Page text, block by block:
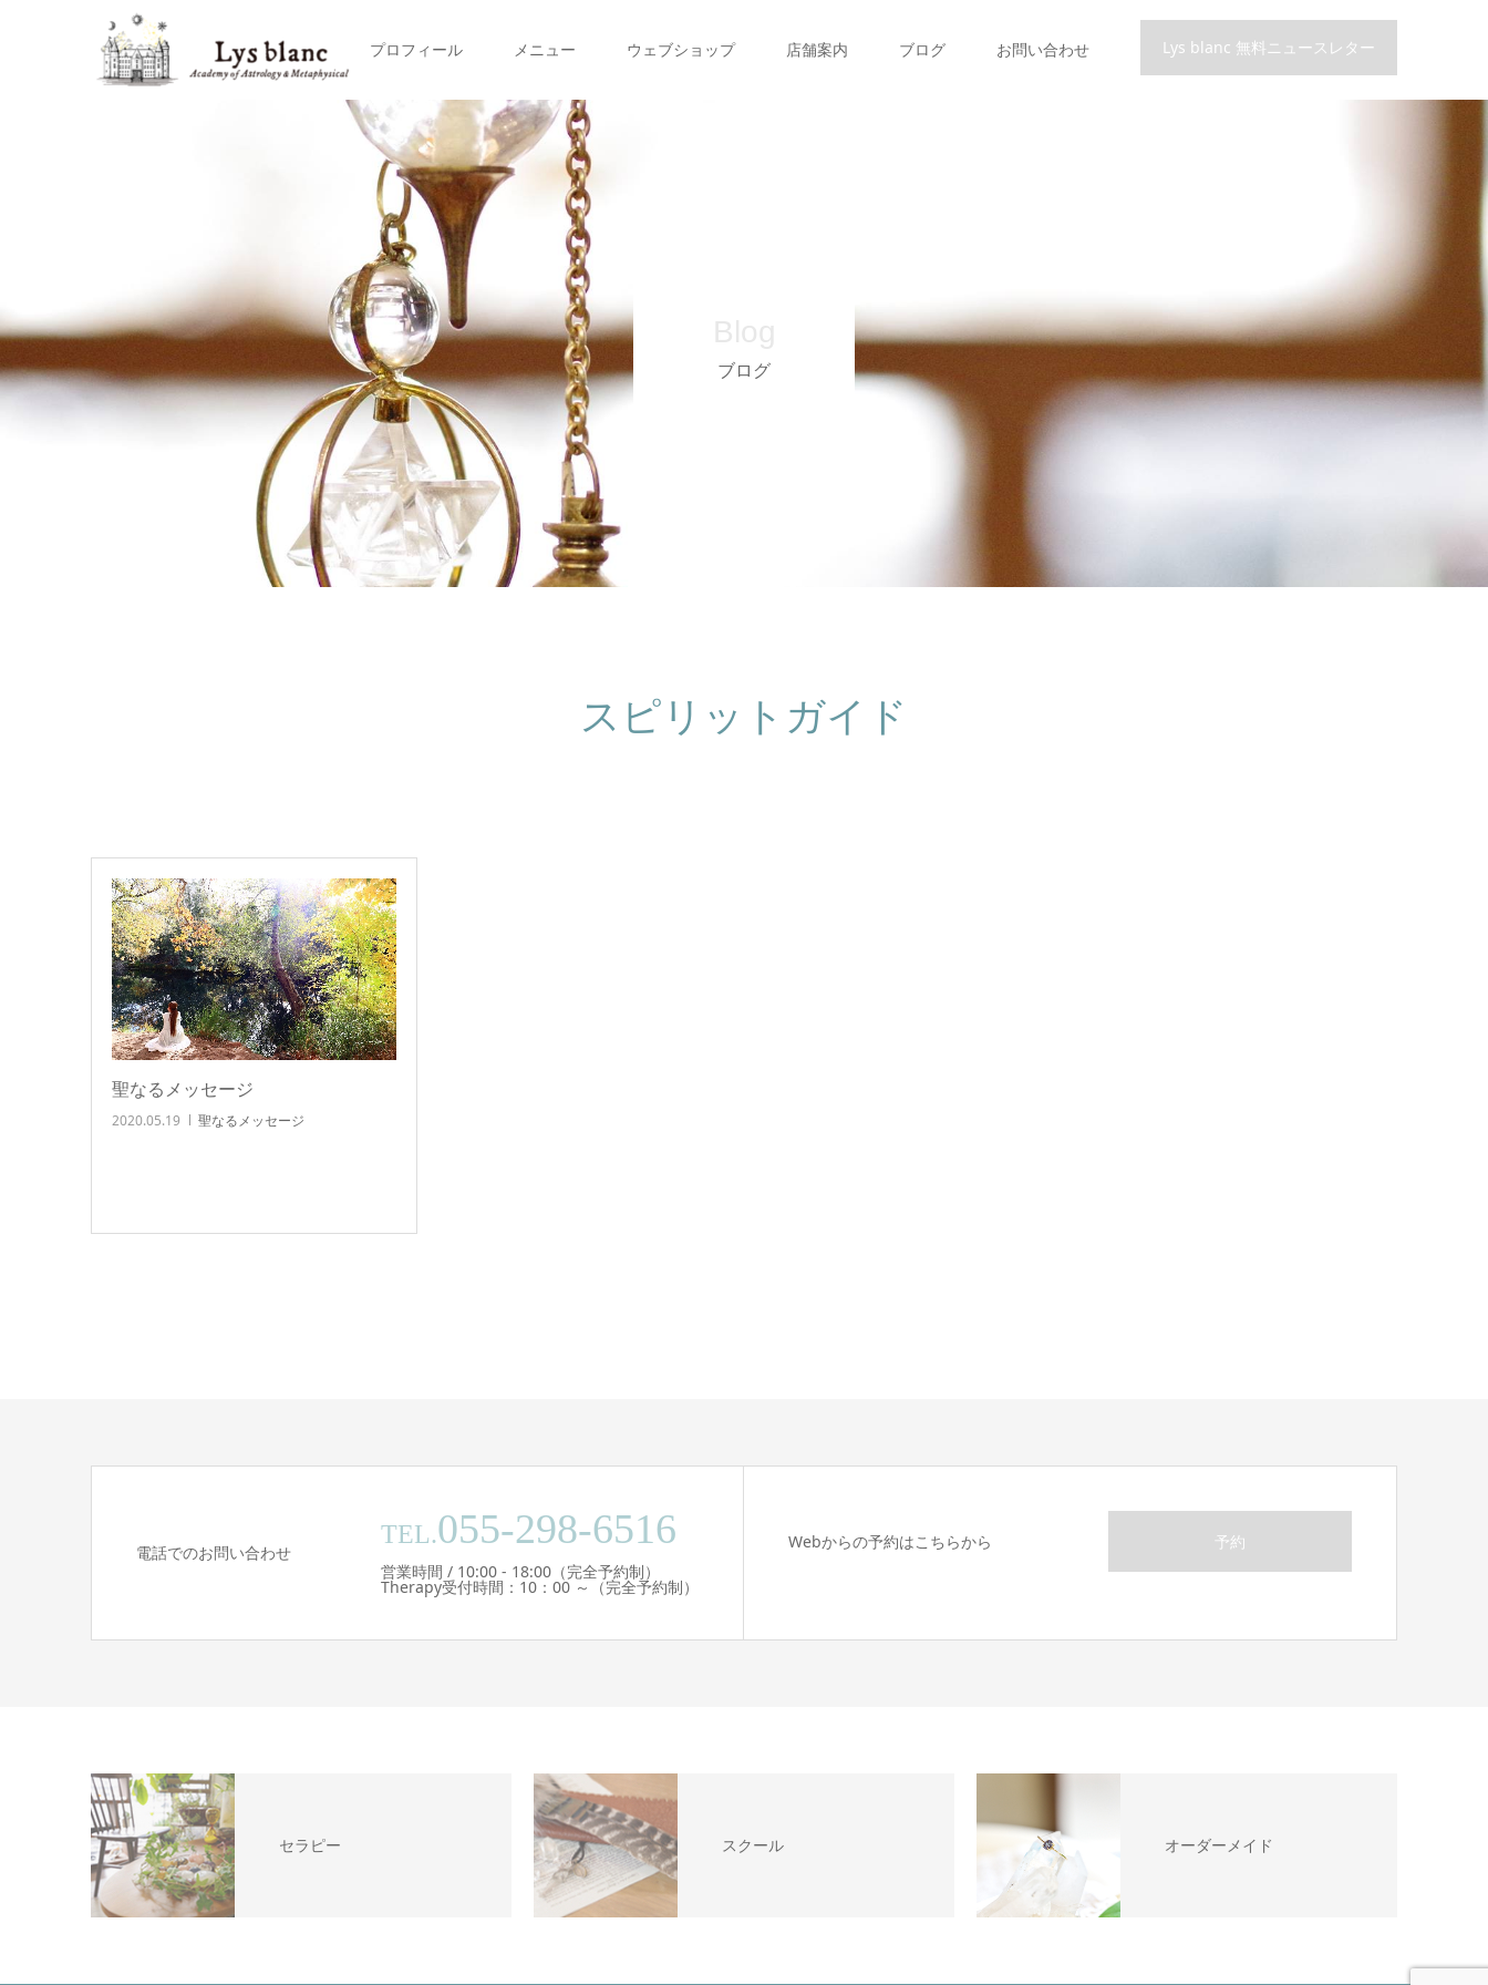
Lys blanc 無料ニュースレター
プロフィール メニュー ウェブショップ 店舗案内 ブログ お問い合わせ
ブログ
スピリットガイド
聖なるメッセージ
2020.05.19 聖なるメッセージ
電話でのお問い合わせ
TEL.055-298-6516
営業時間 / 10:00 - 18:00（完全予約制）
Therapy受付時間：10：00 ～（完全予約制）
Webからの予約はこちらから 予約
セラピー スクール オーダーメイド